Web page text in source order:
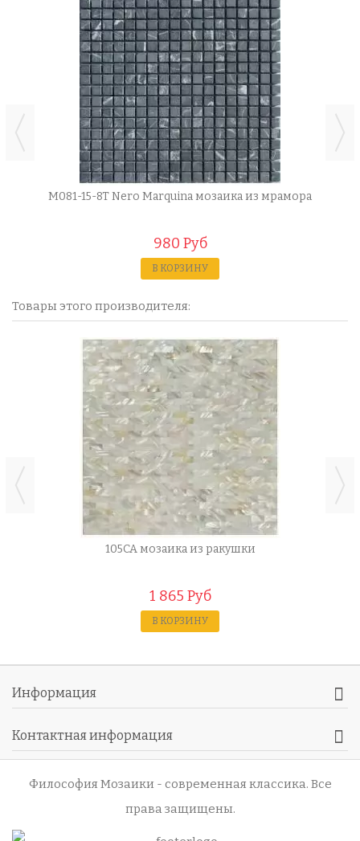
M081-15-8T Nero Marquina мозаика из мрамора
980 Руб
В КОРЗИНУ
Товары этого производителя:
105CA мозаика из ракушки
1 865 Руб
В КОРЗИНУ
Информация
Контактная информация
Философия Мозаики - современная классика. Все
права защищены.